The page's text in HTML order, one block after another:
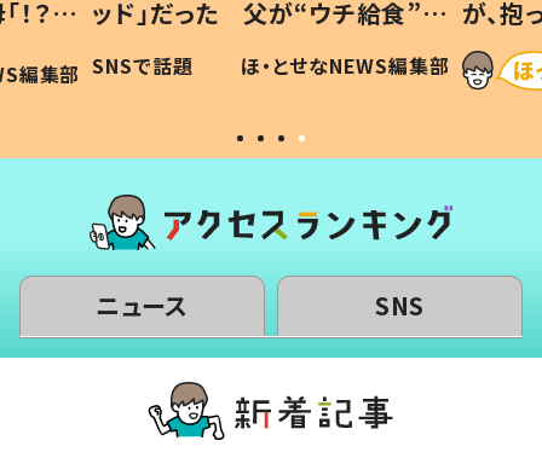
？」
編集部
ッド」だった 父が“ウチ給食”を
作り続ける理由とは #令和の親
#令和の子
SNSで話題 ほ・とせなNEWS編集部
が、
「涙が
い」
ニュース SNS